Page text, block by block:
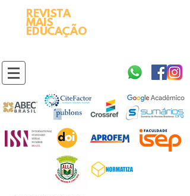
REVISTA
MAIS
EDUCAÇÃO